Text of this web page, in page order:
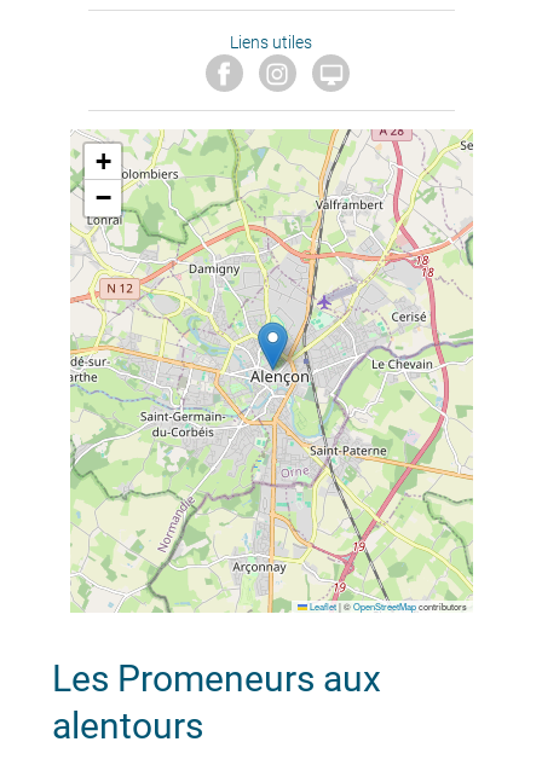
Liens utiles

+
−
Leaflet |©OpenStreetMapcontributors
Les Promeneurs aux
alentours